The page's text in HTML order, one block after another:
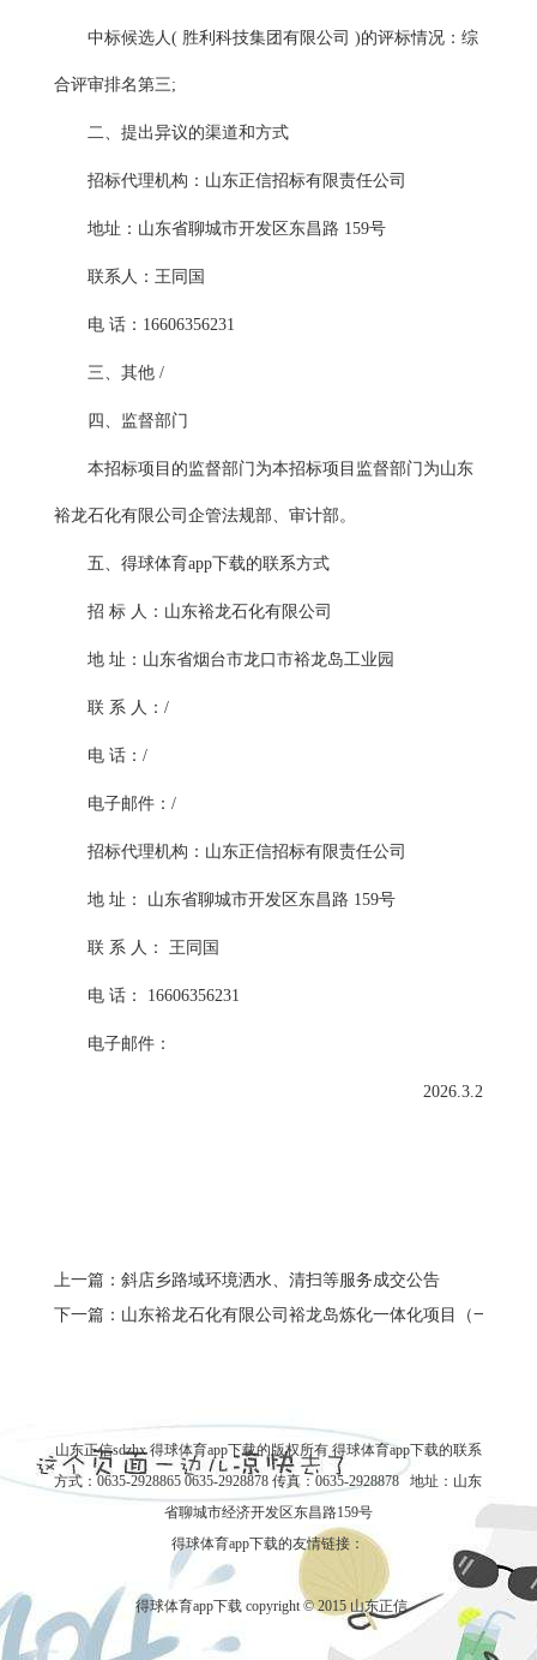
中标候选人( 胜利科技集团有限公司 )的评标情况：综
合评审排名第三;
二、提出异议的渠道和方式
招标代理机构：山东正信招标有限责任公司
地址：山东省聊城市开发区东昌路 159号
联系人：王同国
电 话： 16606356231
三、其他 /
四、监督部门
本招标项目的监督部门为本招标项目监督部门为山东
裕龙石化有限公司企管法规部、审计部。
五、得球体育app下载的联系方式
招 标 人：山东裕龙石化有限公司
地 址：山东省烟台市龙口市裕龙岛工业园
联 系 人： /
电 话： /
电子邮件： /
招标代理机构：山东正信招标有限责任公司
地 址： 山东省聊城市开发区东昌路 159号
联 系 人： 王同国
电 话： 16606356231
电子邮件：
2026.3.2
上一篇：斜店乡路域环境洒水、清扫等服务成交公告
下一篇：山东裕龙石化有限公司裕龙岛炼化一体化项目（一期）
山东正信sdzhx 得球体育app下载的版权所有得球体育app下载的联系
方式 ：0635-2928865 0635-2928878 传真：0635-2928878 地址：山东
省聊城市经济开发区东昌路159号
得球体育app下载的友情链接：
得球体育app下载 copyright © 2015 山东正信